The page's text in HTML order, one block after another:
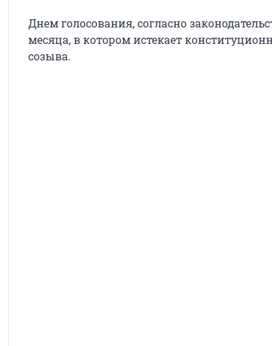
Днем голосования, согласно
месяца, в котором истекает
созыва.